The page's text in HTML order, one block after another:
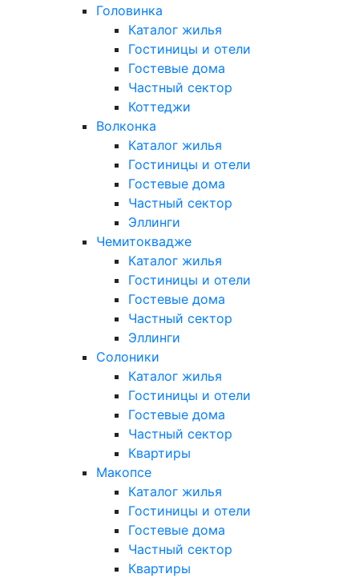
Головинка
Каталог жилья
Гостиницы и отели
Гостевые дома
Частный сектор
Коттеджи
Волконка
Каталог жилья
Гостиницы и отели
Гостевые дома
Частный сектор
Эллинги
Чемитоквадже
Каталог жилья
Гостиницы и отели
Гостевые дома
Частный сектор
Эллинги
Солоники
Каталог жилья
Гостиницы и отели
Гостевые дома
Частный сектор
Квартиры
Макопсе
Каталог жилья
Гостиницы и отели
Гостевые дома
Частный сектор
Квартиры